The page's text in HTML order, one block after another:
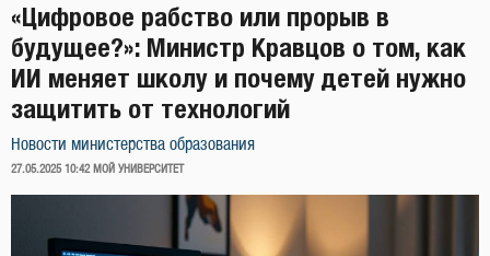
«Цифровое рабство или прорыв в
будущее?»: Министр Кравцов о том, как
ИИ меняет школу и почему детей нужно
защитить от технологий
Новости министерства образования
ОПУБЛИКОВАНО
27.05.2025 10:42 МОЙ УНИВЕРСИТЕТ